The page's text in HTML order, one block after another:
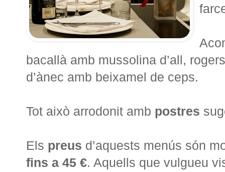
bacallà amb mussolina d’all,
d’ànec amb beixamel de ceps.
Tot això arrodonit amb postres
Els preus d’aquests menús són
fins a 45 €. Aquells que vulgueu